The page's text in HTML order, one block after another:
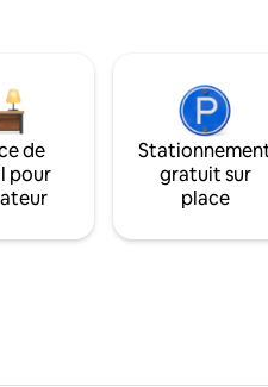
de
pour
gratuit sur
place